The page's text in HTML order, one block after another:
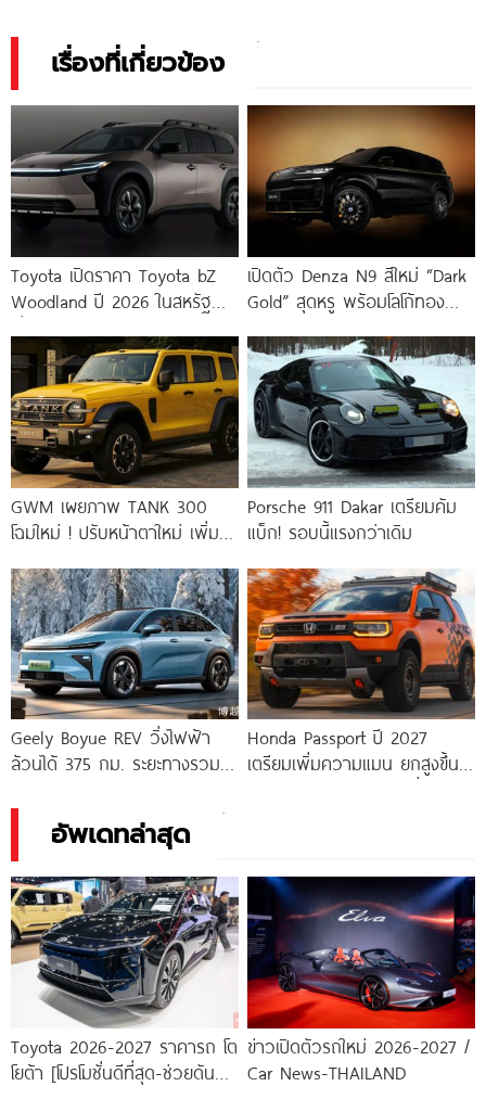
เรื่องที่เกี่ยวข้อง
Toyota เปิดราคา Toyota bZ
Woodland ปี 2026 ในสหรัฐ
เปิดตัว Denza N9 สีใหม่ “Dark
Gold” สุดหรู พร้อมโลโก้ทองคำ
GWM เผยภาพ TANK 300
โฉมใหม่ ! ปรับหน้าตาใหม่ เพิ่ม
Porsche 911 Dakar เตรียมคัม
แบ็ก! รอบนี้แรงกว่าเดิม
Geely Boyue REV วิ่งไฟฟ้า
ล้วนได้ 375 กม. ระยะทางรวม
Honda Passport ปี 2027
เตรียมเพิ่มความแมน ยกสูงขึ้น
อัพเดทล่าสุด
Toyota 2026-2027 ราคารถ โต
โยต้า [โปรโมชั่นดีที่สุด-ช่วยดันทุก
ข่าวเปิดตัวรถใหม่ 2026-2027 /
Car News-THAILAND